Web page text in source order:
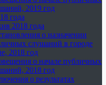
2019 год
года
2018 года
о назначении
слушаний в городе
2018 год
о начале публичных
2018 год
о результатах